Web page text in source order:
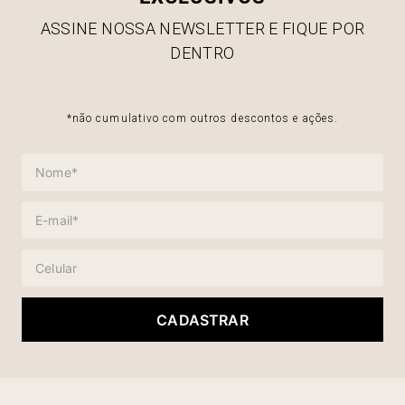
ASSINE NOSSA NEWSLETTER E FIQUE POR
DENTRO
*não cumulativo com outros descontos e ações.
CADASTRAR